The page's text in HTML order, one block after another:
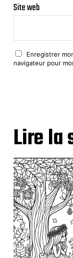
Site web
Enregistrer
navigateur pour
Lire la